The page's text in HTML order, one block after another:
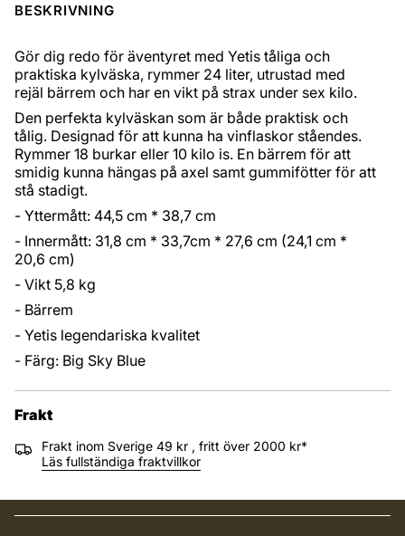
BESKRIVNING
Gör dig redo för äventyret med Yetis tåliga och
praktiska kylväska, rymmer 24 liter, utrustad med
rejäl bärrem och har en vikt på strax under sex kilo.
Den perfekta kylväskan som är både praktisk och
tålig. Designad för att kunna ha vinflaskor ståendes.
Rymmer 18 burkar eller 10 kilo is. En bärrem för att
smidig kunna hängas på axel samt gummifötter för att
stå stadigt.
- Yttermått: 44,5 cm * 38,7 cm
- Innermått: 31,8 cm * 33,7cm * 27,6 cm (24,1 cm *
20,6 cm)
- Vikt 5,8 kg
- Bärrem
- Yetis legendariska kvalitet
- Färg: Big Sky Blue
Frakt
Frakt inom Sverige 49 kr , fritt över 2000 kr*
Läs fullständiga fraktvillkor